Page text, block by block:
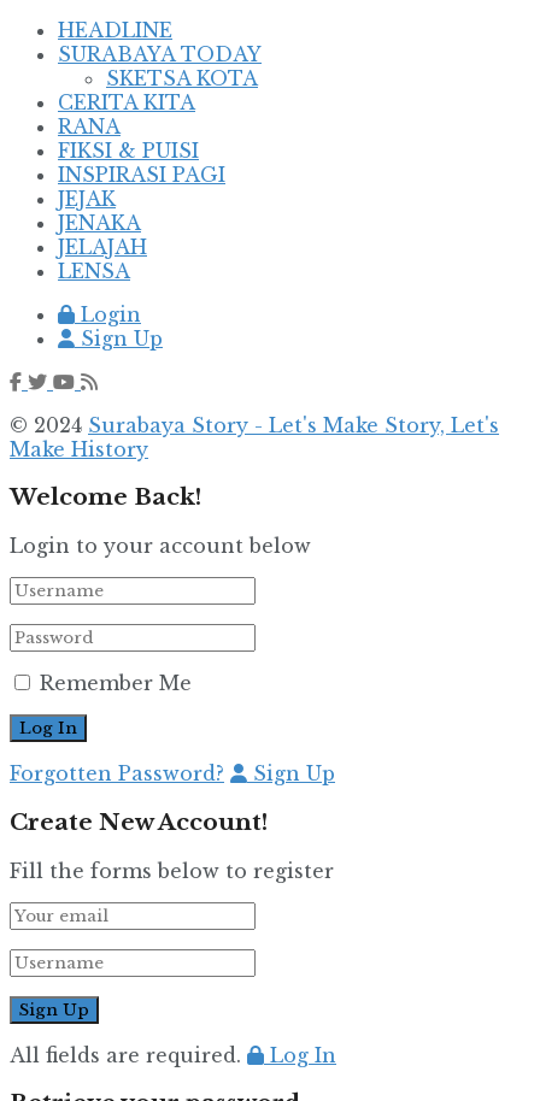
HEADLINE
SURABAYA TODAY
SKETSA KOTA
CERITA KITA
RANA
FIKSI & PUISI
INSPIRASI PAGI
JEJAK
JENAKA
JELAJAH
LENSA
Login
Sign Up
© 2024 Surabaya Story - Let's Make Story, Let's
Make History
Welcome Back!
Login to your account below
Remember Me
Forgotten Password? Sign Up
Create New Account!
Fill the forms below to register
All fields are required. Log In